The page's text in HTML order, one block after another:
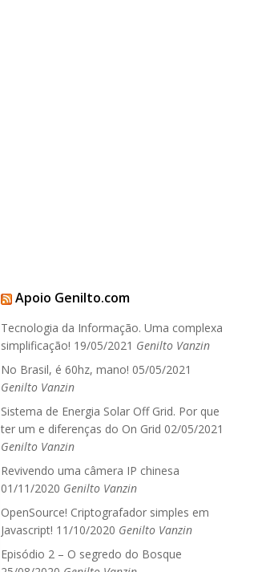
Apoio Genilto.com
Tecnologia da Informação. Uma complexa
simplificação! 19/05/2021 Genilto Vanzin
No Brasil, é 60hz, mano! 05/05/2021
Genilto Vanzin
Sistema de Energia Solar Off Grid. Por que
ter um e diferenças do On Grid 02/05/2021
Genilto Vanzin
Revivendo uma câmera IP chinesa
01/11/2020 Genilto Vanzin
OpenSource! Criptografador simples em
Javascript! 11/10/2020 Genilto Vanzin
Episódio 2 – O segredo do Bosque